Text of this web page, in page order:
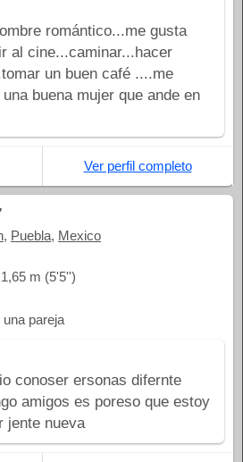
romántico...me gusta
al cine...caminar...hacer
un buen café ....me
buena mujer que ande en
Ver perfil completo
, Puebla, Mexico
m (5'5'')
una pareja
conoser ersonas difernte
amigos es poreso que estoy
jente nueva